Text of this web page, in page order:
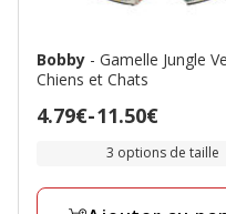
Bobby - Gamelle Jungle
Chiens et Chats
Prix
à
4.79€-11.50€
3 options de taille